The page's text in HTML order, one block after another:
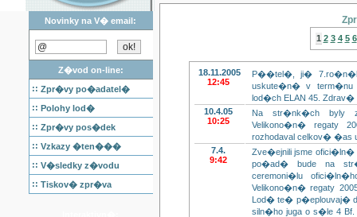
Novinky na V� email:
Z�vod on-line:
:: Zpr�vy po�adatel�
:: Polohy lod�
:: Zpr�vy pos�dek
:: Vzkazy �ten���
:: V�sledky z�vodu
:: Tiskov� zpr�va
1 2 3 4 5 6
18.11.2005
12:45
P��tel�, ji�
uskute�n� v term�nu
lod�ch ELAN 45. Zdrav�
10.4.05
10:25
Na str�nk�ch byly
Velikono�n� regaty
rozhodaval celkov� �as
7.4.
9:42
Zve�ejnili jsme
po�ad� bude na
ceremoni�lu
Velikono�n� regaty
Lod� te� p�eplouvaj�
siln�ho juga o s�le 4